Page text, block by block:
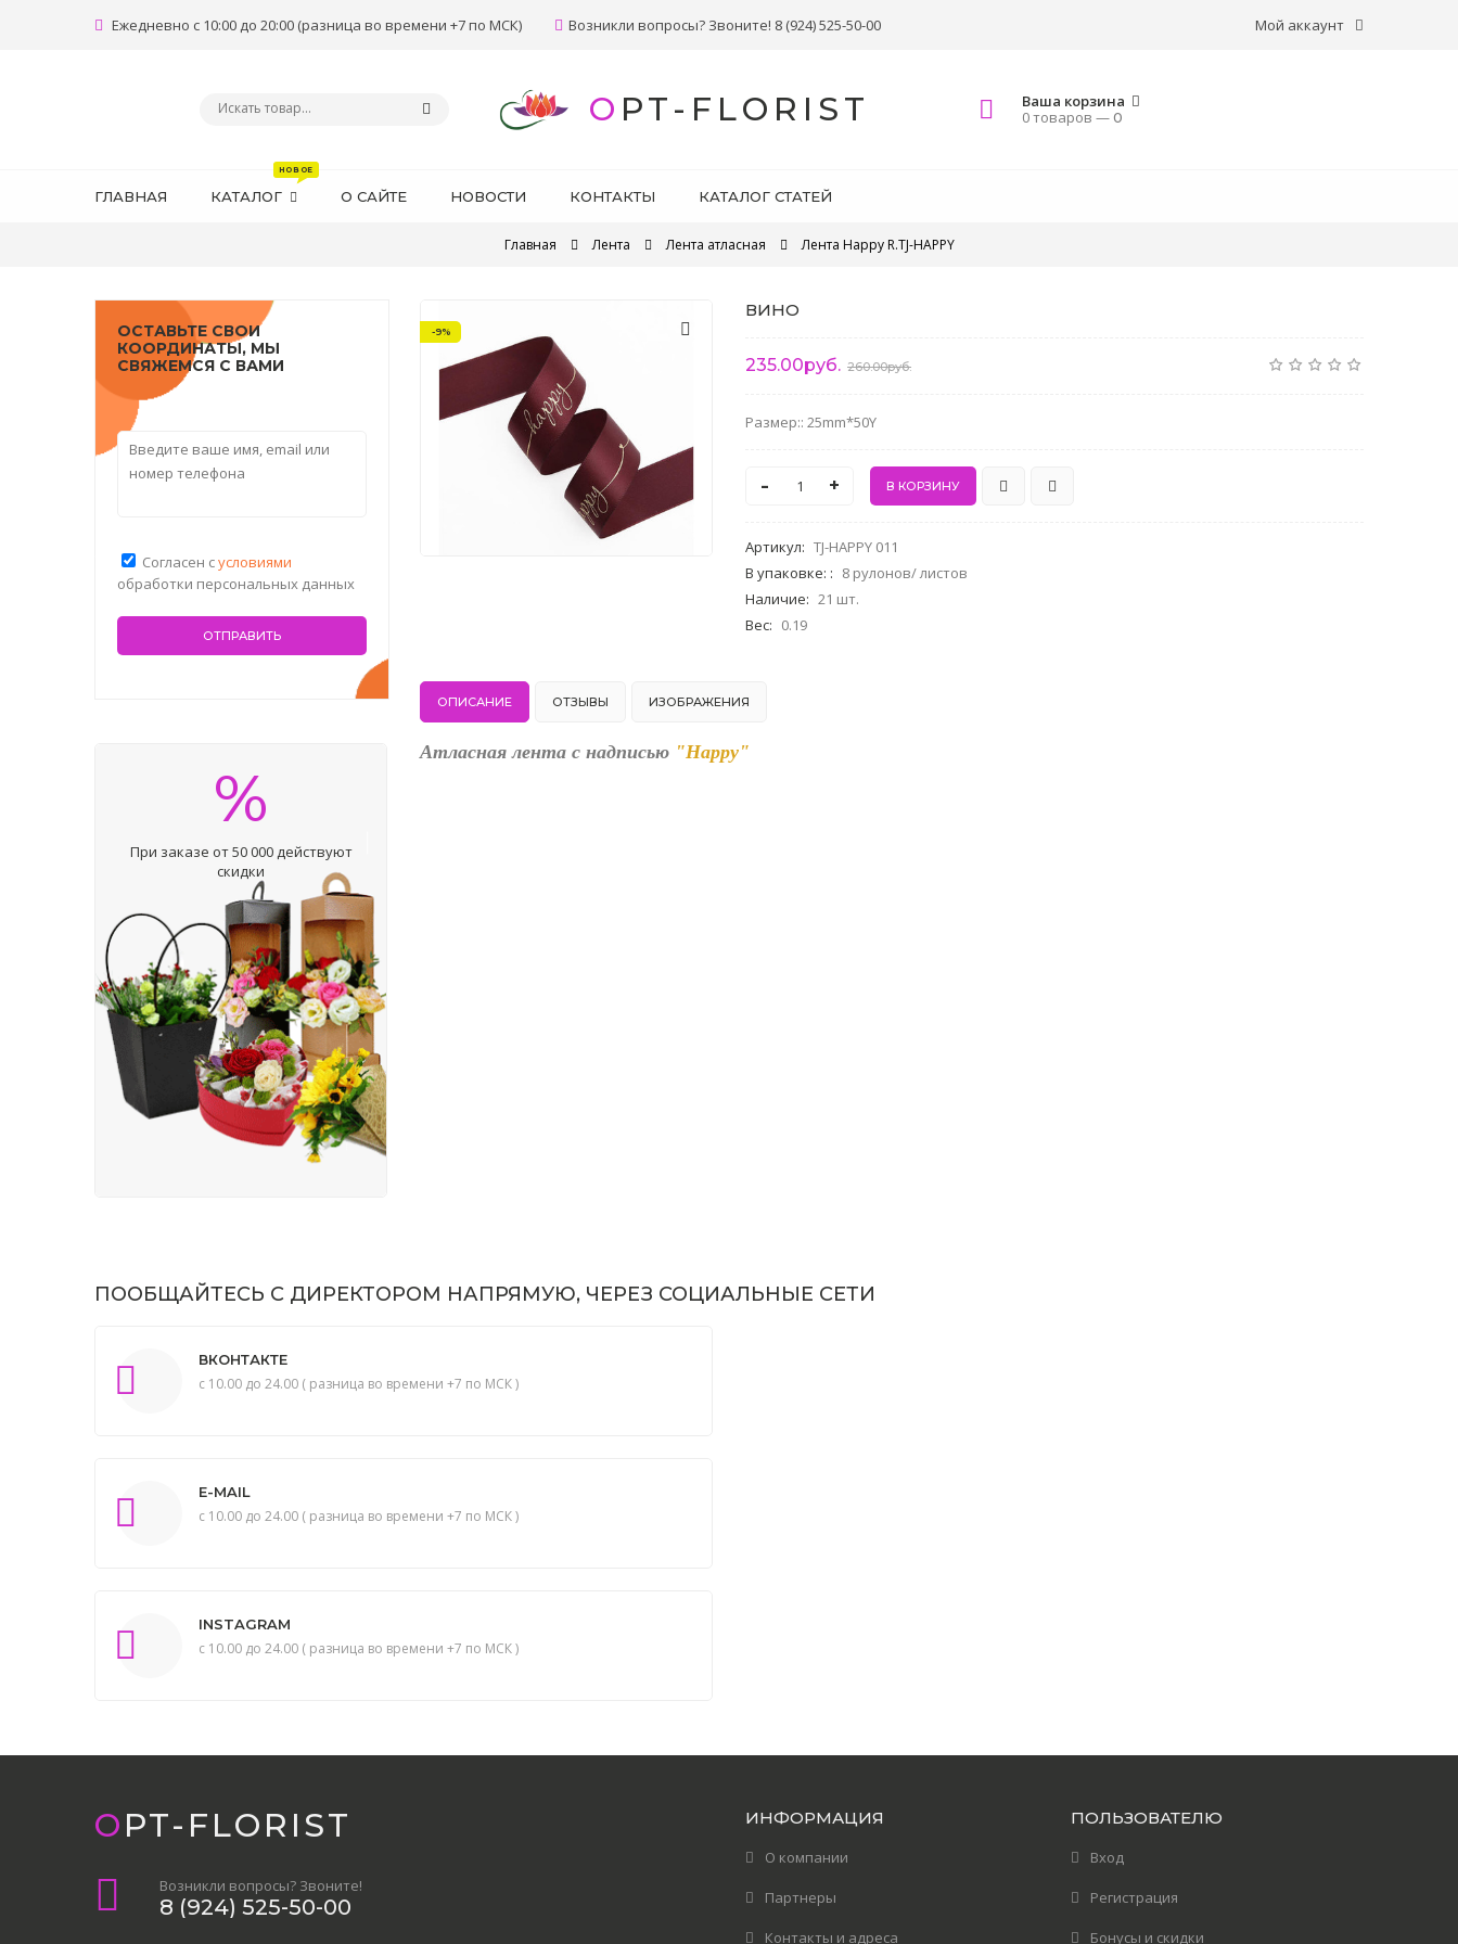
Мой аккаунт
Ежедневно с 10:00 до 20:00 (разница во времени +7 по МСК) Возникли вопросы? Звоните! 8 (924) 525-50-00
OPT-FLORIST
Ваша корзина
0 товаров —0
ГЛАВНАЯ КАТАЛОГ О САЙТЕ НОВОСТИ КОНТАКТЫ КАТАЛОГ СТАТЕЙ
Главная Лента Лента атласная Лента Happy R.TJ-HAPPY
-9%
ВИНО
235.00руб. 260.00руб.
Размер:: 25mm*50Y
- +
Артикул: TJ-HAPPY 011
В упаковке: : 8 рулонов/ листов
Наличие: 21 шт.
Вес: 0.19
ОПИСАНИЕ ОТЗЫВЫ ИЗОБРАЖЕНИЯ
Атласная лента с надписью "Happy"
ОСТАВЬТЕ СВОИ
КООРДИНАТЫ, МЫ
СВЯЖЕМСЯ С ВАМИ
Согласен сусловиями
обработки персональных данных
%
При заказе от 50 000 действуют
скидки
ПООБЩАЙТЕСЬ С ДИРЕКТОРОМ НАПРЯМУЮ, ЧЕРЕЗ СОЦИАЛЬНЫЕ СЕТИ
ВКОНТАКТЕ
с 10.00 до 24.00 ( разница во времени +7 по МСК )
E-MAIL
с 10.00 до 24.00 ( разница во времени +7 по МСК )
INSTAGRAM
с 10.00 до 24.00 ( разница во времени +7 по МСК )
OPT-FLORIST
Возникли вопросы? Звоните!
8 (924) 525-50-00
ИНФОРМАЦИЯ
О компании
Партнеры
Контакты и адреса
ПОЛЬЗОВАТЕЛЮ
Вход
Регистрация
Бонусы и скидки